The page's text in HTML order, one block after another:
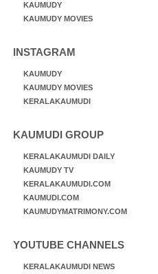
KAUMUDY
KAUMUDY MOVIES
INSTAGRAM
KAUMUDY
KAUMUDY MOVIES
KERALAKAUMUDI
KAUMUDI GROUP
KERALAKAUMUDI DAILY
KAUMUDY TV
KERALAKAUMUDI.COM
KAUMUDI.COM
KAUMUDYMATRIMONY.COM
YOUTUBE CHANNELS
KERALAKAUMUDI NEWS